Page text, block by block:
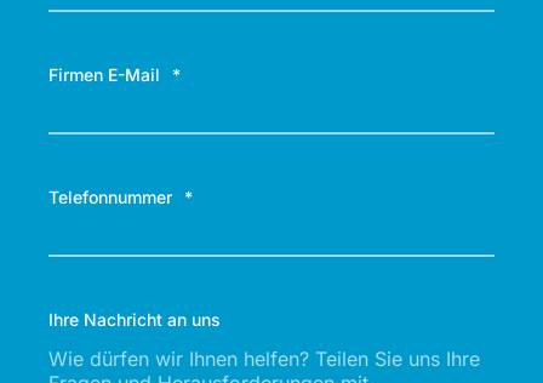
Firmen E-Mail *
Telefonnummer *
Ihre Nachricht an uns